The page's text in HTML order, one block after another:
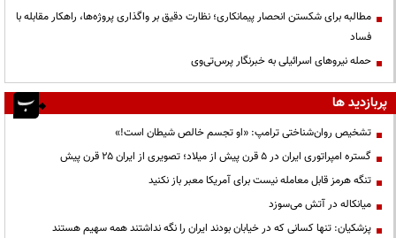
مطالبه برای شکستن انحصار پیمانکاری؛ نظارت دقیق بر واگذاری پروژه‌ها، راهکار مقابله با
فساد
حمله نیروهای اسرائیلی به خبرنگار پرس‌تی‌وی
پربازدید ها
تشخیص روان‌شناختی ترامپ: «او تجسم خالص شیطان است!»
گستره امپراتوری ایران در ۵ قرن پیش از میلاد؛ تصویری از ایران ۲۵ قرن پیش
تنگه هرمز قابل معامله نیست برای آمریکا معبر باز نکنید
میانکاله در آتش می‌سوزد
پزشکیان: تنها کسانی که در خیابان بودند ایران را نگه نداشتند همه سهیم هستند